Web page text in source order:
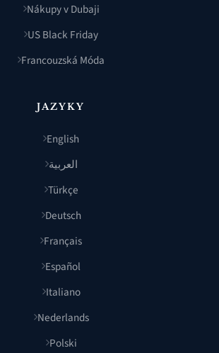
Nákupy v Dubaji
US Black Friday
Francouzská Móda
JAZYKY
English
العربية
Türkçe
Deutsch
Français
Español
Italiano
Nederlands
Polski